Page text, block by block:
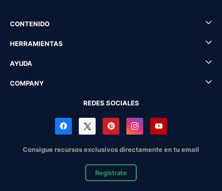
CONTENIDO
HERRAMIENTAS
AYUDA
COMPANY
REDES SOCIALES
Consigue recursos exclusivos directamente en tu email
Regístrate